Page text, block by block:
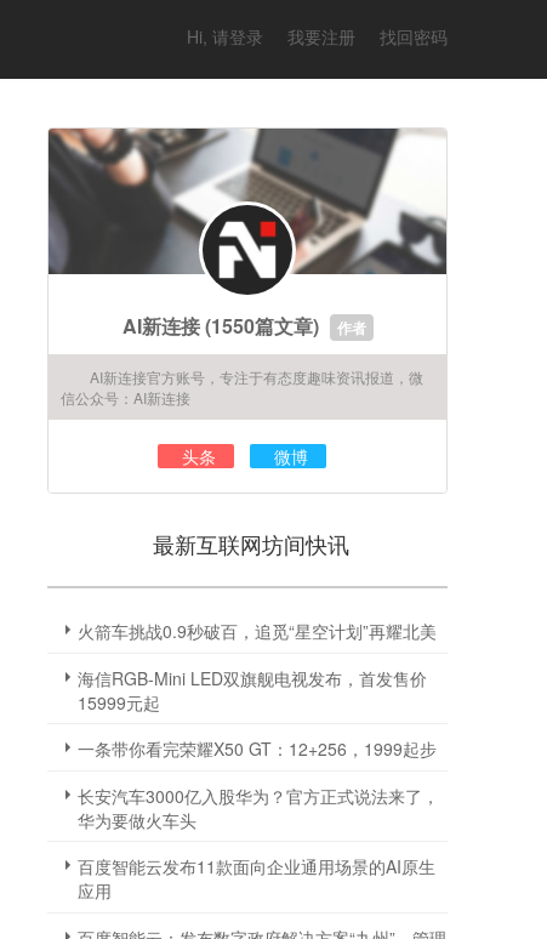
Hi, 请登录 我要注册 找回密码
AI新连接(1550篇文章) 作者
AI新连接官方账号，专注于有态度趣味资讯报道，微
信公众号：AI新连接
头条 微博
最新互联网坊间快讯
火箭车挑战0.9秒破百，追觅“星空计划”再耀北美
海信RGB-Mini LED双旗舰电视发布，首发售价
15999元起
一条带你看完荣耀X50 GT：12+256，1999起步
长安汽车3000亿入股华为？官方正式说法来了，
华为要做火车头
百度智能云发布11款面向企业通用场景的AI原生
应用